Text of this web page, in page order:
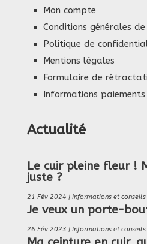
Mon compte
Conditions générales
Politique de
Mentions légales
Formulaire de
Informations paiements
Actualité
Le cuir pleine fleur !
juste ?
21 Fév 2024 | Informations et conseils
Je veux un porte-
26 Fév 2023 | Informations et conseils